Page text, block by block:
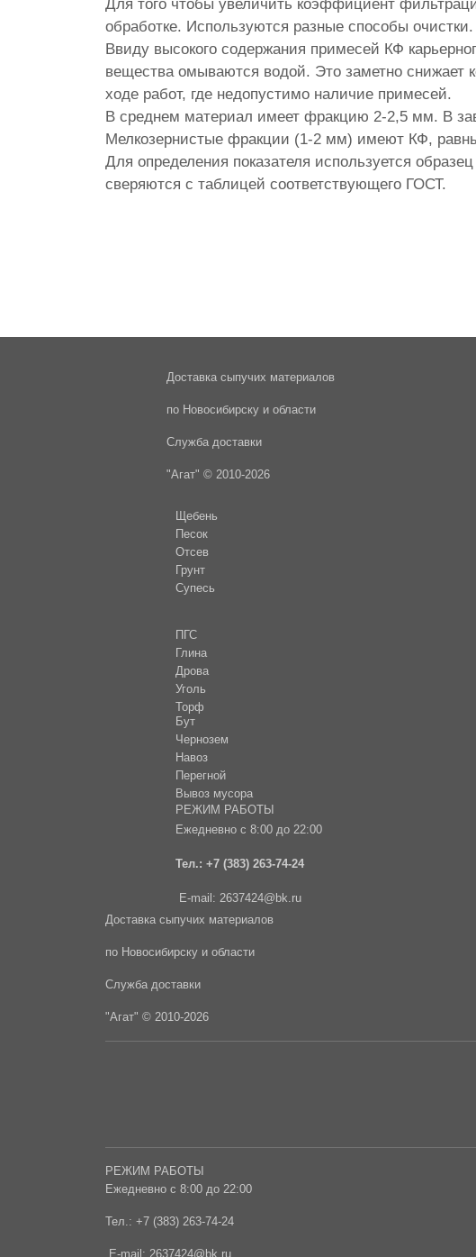
Для того чтобы увеличить коэффициент
обработке. Используются разные способы
Ввиду высокого содержания примесей КФ
вещества омываются водой. Это заметно снижает
ходе работ, где недопустимо наличие примесей.
В среднем материал имеет фракцию 2-2,5 мм. В
Мелкозернистые фракции (1-2 мм) имеют КФ,
Для определения показателя используется
сверяются с таблицей соответствующего ГОСТ.
Доставка сыпучих материалов
по Новосибирску и области
Служба доставки
"Агат" © 2010-2026
Щебень
Песок
Отсев
Грунт
Супесь
ПГС
Глина
Дрова
Уголь
Торф
Бут
Чернозем
Навоз
Перегной
Вывоз мусора
РЕЖИМ РАБОТЫ
Ежедневно с 8:00 до 22:00
Тел.: +7 (383) 263-74-24
E-mail: 2637424@bk.ru
Доставка сыпучих материалов
по Новосибирску и области
Служба доставки
"Агат" © 2010-2026
РЕЖИМ РАБОТЫ
Ежедневно с 8:00 до 22:00
Тел.: +7 (383) 263-74-24
E-mail: 2637424@bk.ru